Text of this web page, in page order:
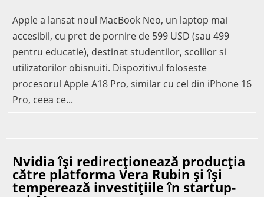
Apple a lansat noul MacBook Neo, un laptop mai
accesibil, cu pret de pornire de 599 USD (sau 499
pentru educatie), destinat studentilor, scolilor si
utilizatorilor obisnuiti. Dispozitivul foloseste
procesorul Apple A18 Pro, similar cu cel din iPhone 16
Pro, ceea ce...
Nvidia își redirecționează producția
către platforma Vera Rubin și își
temperează investițiile în startup-